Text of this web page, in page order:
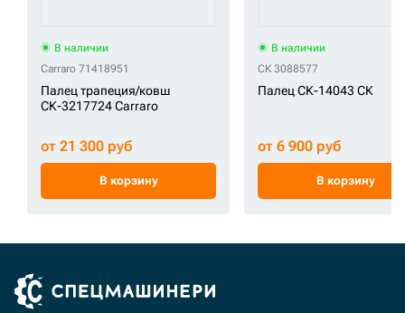
В наличии
Carraro 71418951
Палец трапеция/ковш
СК-3217724 Carraro
от 21 300 руб
В корзину
В наличии
СК 3088577
Палец СК-14043 СК
от 6 900 руб
В корзину